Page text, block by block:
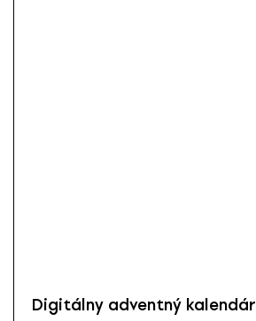
Digitálny adventný kalendár